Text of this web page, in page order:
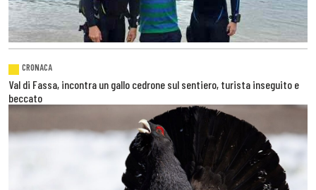
CRONACA
Val di Fassa, incontra un gallo cedrone sul sentiero, turista inseguito e
beccato